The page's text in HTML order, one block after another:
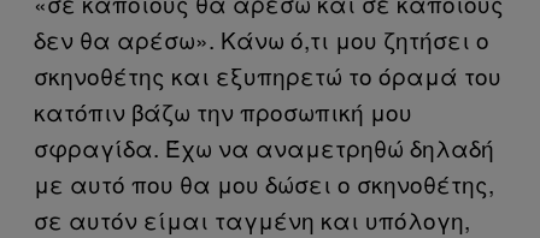
δεν θα αρέσω». Κάνω ό,τι μου ζητήσει ο
σκηνοθέτης και εξυπηρετώ το όραμά του
κατόπιν βάζω την προσωπική μου
σφραγίδα. Έχω να αναμετρηθώ δηλαδή
με αυτό που θα μου δώσει ο σκηνοθέτης,
σε αυτόν είμαι ταγμένη και υπόλογη,